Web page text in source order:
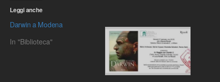
Leggi anche
Darwin a Modena
In "Biblioteca"